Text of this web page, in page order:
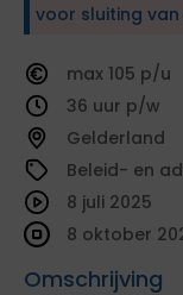
voor sluiting
105
36
Gelderland
Beleid- en
Omschrijving
8 juli 2025
8 oktober